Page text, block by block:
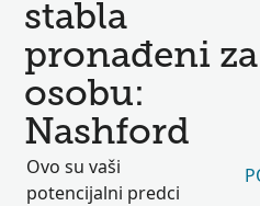
stabla
pronađeni za
osobu:
Nashford
Ovo su vaši
potencijalni predci